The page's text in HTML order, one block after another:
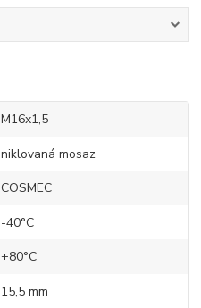
M16x1,5
niklovaná mosaz
COSMEC
-40°C
+80°C
15,5 mm